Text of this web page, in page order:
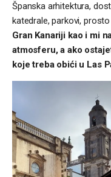
Španska arhitektura,
katedrale, parkovi,
Gran Kanariji kao i mi
atmosferu, a ako
koje treba obići u Las